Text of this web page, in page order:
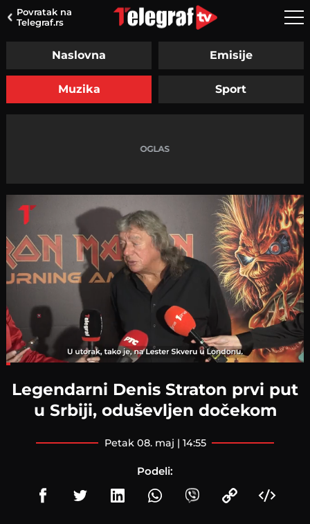
Povratak na
Telegraf.rs
Naslovna Emisije
Muzika Sport
Legendarni Denis Straton prvi put
u Srbiji, oduševljen dočekom
petak 08. maj | 14:55
Podeli: